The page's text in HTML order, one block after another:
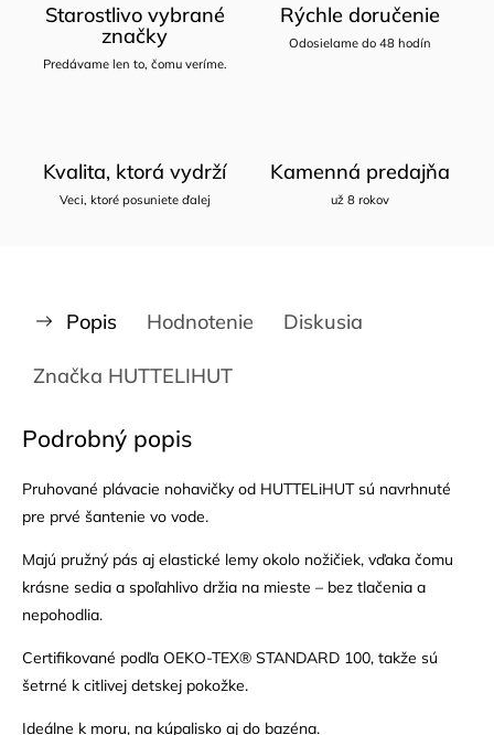
Starostlivo vybrané
značky
Predávame len to, čomu veríme.
Rýchle doručenie
Odosielame do 48 hodín
Kvalita, ktorá vydrží
Veci, ktoré posuniete ďalej
Kamenná predajňa
už 8 rokov
Popis Hodnotenie Diskusia
Značka HUTTELIHUT
Podrobný popis
Pruhované plávacie nohavičky od HUTTELiHUT sú navrhnuté
pre prvé šantenie vo vode.
Majú pružný pás aj elastické lemy okolo nožičiek, vďaka čomu
krásne sedia a spoľahlivo držia na mieste – bez tlačenia a
nepohodlia.
Certifikované podľa OEKO-TEX® STANDARD 100, takže sú
šetrné k citlivej detskej pokožke.
Ideálne k moru, na kúpalisko aj do bazéna.